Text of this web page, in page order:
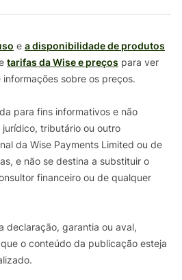
e a disponibilidade de produtos
tarifas da Wise e preços para ver
sobre os preços.
para fins informativos e não
tributário ou outro
da Wise Payments Limited ou de
e não se destina a substituir o
financeiro ou de qualquer
declaração, garantia ou aval,
o conteúdo da publicação esteja